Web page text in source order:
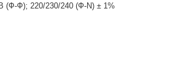
(Ф-Ф); 220/230/240 (Ф-N) ± 1%